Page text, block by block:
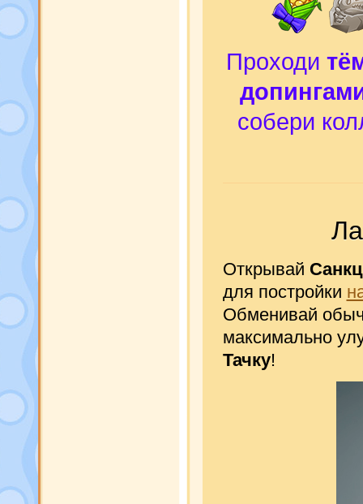
Проходи
собери
Открывай
для постройки
Обменивай
максимально
Тачку!